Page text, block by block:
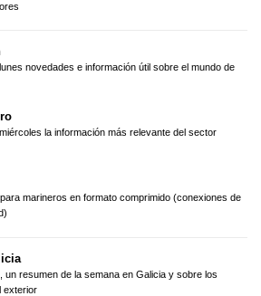
novedades e información útil sobre el mundo de
la información más relevante del sector
marineros en formato comprimido (conexiones de
un resumen de la semana en Galicia y sobre los
exterior